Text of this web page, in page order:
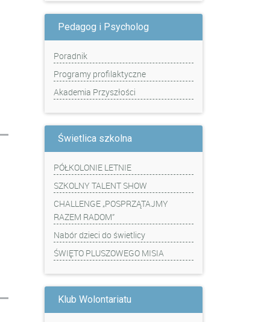
Pedagog i Psycholog
Poradnik
Programy profilaktyczne
Akademia Przyszłości
Świetlica szkolna
PÓŁKOLONIE LETNIE
SZKOLNY TALENT SHOW
CHALLENGE „POSPRZĄTAJMY
RAZEM RADOM”
Nabór dzieci do świetlicy
ŚWIĘTO PLUSZOWEGO MISIA
Klub Wolontariatu